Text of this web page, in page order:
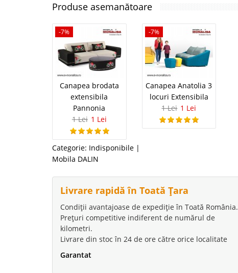
Produse asemanătoare
-7%
Canapea brodata
extensibila
Pannonia
1 Lei 1 Lei
-7%
Canapea Anatolia 3
locuri Extensibila
1 Lei 1 Lei
Categorie: Indisponibile |
Mobila DALIN
Livrare rapidă în Toată Țara
Condiții avantajoase de expediție în Toată România.
Prețuri competitive indiferent de numărul de
kilometri.
Livrare din stoc în 24 de ore către orice localitate
Garantat